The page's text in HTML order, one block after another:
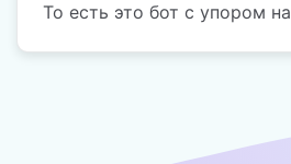
То есть это бот с упором на